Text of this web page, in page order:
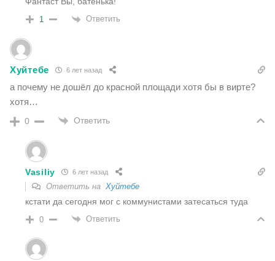
1 Ответить
Хуйтебе 6 лет назад
а почему не дошёл до красной площади хотя бы в вирте?
хотя…
0 Ответить
Vasiliy 6 лет назад
Ответить на Хуйтебе
кстати да сегодня мог с коммунистами затесаться туда
0 Ответить